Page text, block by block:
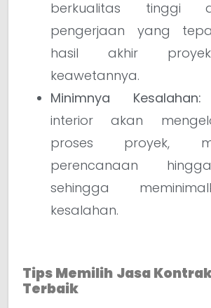
berkualitas tinggi
pengerjaan yang
hasil akhir
keawetannya.
Minimnya Kesalahan:
interior akan
proses proyek,
perencanaan
sehingga
kesalahan.
Tips Memilih Jasa
Terbaik